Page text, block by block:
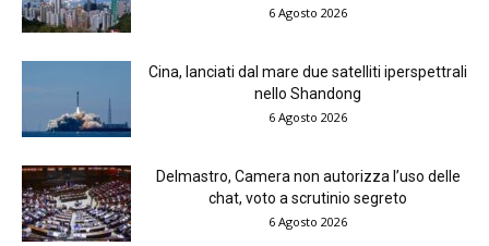
6 Agosto 2026
Cina, lanciati dal mare due satelliti iperspettrali
nello Shandong
6 Agosto 2026
Delmastro, Camera non autorizza l’uso delle
chat, voto a scrutinio segreto
6 Agosto 2026